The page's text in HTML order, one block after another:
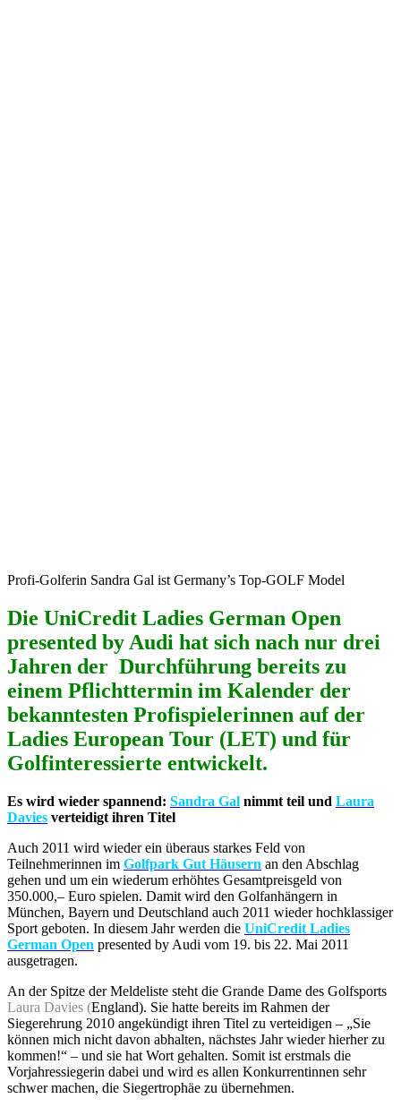
Profi-Golferin Sandra Gal ist Germany’s Top-GOLF Model
Die UniCredit Ladies German Open
presented by Audi hat sich nach nur drei
Jahren der Durchführung bereits zu
einem Pflichttermin im Kalender der
bekanntesten Profispielerinnen auf der
Ladies European Tour (LET) und für
Golfinteressierte entwickelt.
Es wird wieder spannend: Sandra Gal nimmt teil und Laura
Davies verteidigt ihren Titel
Auch 2011 wird wieder ein überaus starkes Feld von
Teilnehmerinnen im Golfpark Gut Häusern an den Abschlag
gehen und um ein wiederum erhöhtes Gesamtpreisgeld von
350.000,– Euro spielen. Damit wird den Golfanhängern in
München, Bayern und Deutschland auch 2011 wieder hochklassiger
Sport geboten. In diesem Jahr werden die UniCredit Ladies
German Open presented by Audi vom 19. bis 22. Mai 2011
ausgetragen.
An der Spitze der Meldeliste steht die Grande Dame des Golfsports
Laura Davies (England). Sie hatte bereits im Rahmen der
Siegerehrung 2010 angekündigt ihren Titel zu verteidigen – „Sie
können mich nicht davon abhalten, nächstes Jahr wieder hierher zu
kommen!“ – und sie hat Wort gehalten. Somit ist erstmals die
Vorjahressiegerin dabei und wird es allen Konkurrentinnen sehr
schwer machen, die Siegertrophäe zu übernehmen.